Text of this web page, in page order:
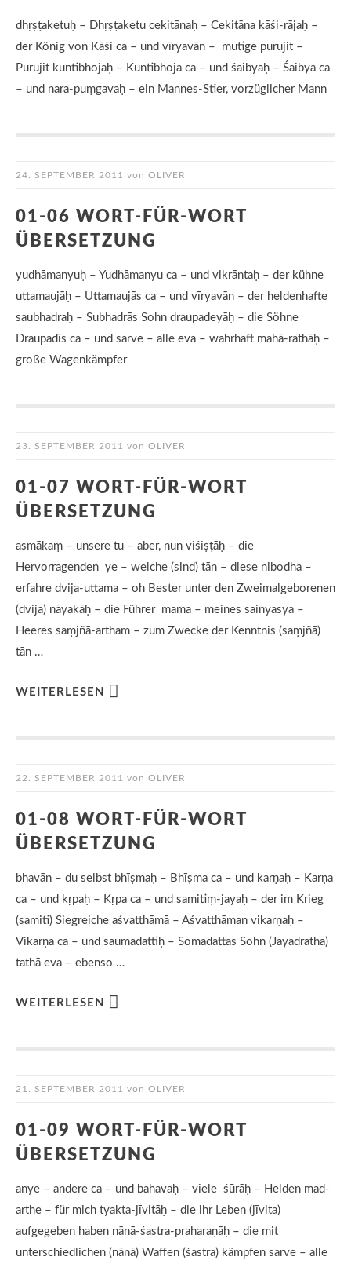
dhṛṣṭaketuḥ – Dhṛṣṭaketu cekitānaḥ – Cekitāna kāśi-rājaḥ –
der König von Kāśi ca – und vīryavān – mutige purujit –
Purujit kuntibhojaḥ – Kuntibhoja ca – und śaibyaḥ – Śaibya ca
– und nara-puṃgavaḥ – ein Mannes-Stier, vorzüglicher Mann
24. SEPTEMBER 2011 von OLIVER
01-06 WORT-FÜR-WORT
ÜBERSETZUNG
yudhāmanyuḥ – Yudhāmanyu ca – und vikrāntaḥ – der kühne
uttamaujāḥ – Uttamaujās ca – und vīryavān – der heldenhafte
saubhadraḥ – Subhadrās Sohn draupadeyāḥ – die Söhne
Draupadīs ca – und sarve – alle eva – wahrhaft mahā-rathāḥ –
große Wagenkämpfer
23. SEPTEMBER 2011 von OLIVER
01-07 WORT-FÜR-WORT
ÜBERSETZUNG
asmākaṃ – unsere tu – aber, nun viśiṣṭāḥ – die
Hervorragenden ye – welche (sind) tān – diese nibodha –
erfahre dvija-uttama – oh Bester unter den Zweimalgeborenen
(dvija) nāyakāḥ – die Führer mama – meines sainyasya –
Heeres saṃjñā-artham – zum Zwecke der Kenntnis (saṃjñā)
tān …
WEITERLESEN
22. SEPTEMBER 2011 von OLIVER
01-08 WORT-FÜR-WORT
ÜBERSETZUNG
bhavān – du selbst bhīṣmaḥ – Bhīṣma ca – und karṇaḥ – Karṇa
ca – und kṛpaḥ – Kṛpa ca – und samitiṃ-jayaḥ – der im Krieg
(samiti) Siegreiche aśvatthāmā – Aśvatthāman vikarṇaḥ –
Vikarṇa ca – und saumadattiḥ – Somadattas Sohn (Jayadratha)
tathā eva – ebenso …
WEITERLESEN
21. SEPTEMBER 2011 von OLIVER
01-09 WORT-FÜR-WORT
ÜBERSETZUNG
anye – andere ca – und bahavaḥ – viele śūrāḥ – Helden mad-
arthe – für mich tyakta-jīvitāḥ – die ihr Leben (jīvita)
aufgegeben haben nānā-śastra-praharaṇāḥ – die mit
unterschiedlichen (nānā) Waffen (śastra) kämpfen sarve – alle